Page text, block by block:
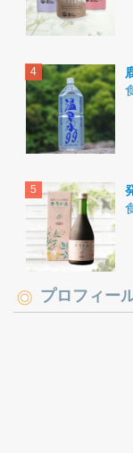
プロフィー